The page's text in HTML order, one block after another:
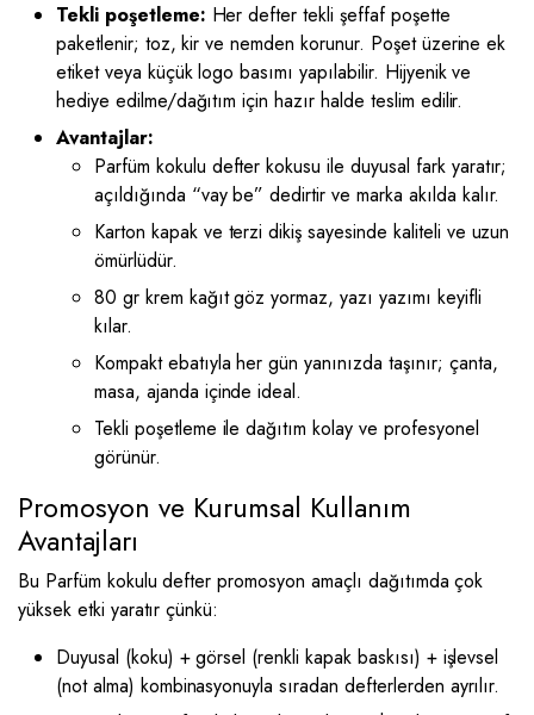
Tekli poşetleme: Her defter tekli şeffaf poşette
paketlenir; toz, kir ve nemden korunur. Poşet üzerine ek
etiket veya küçük logo basımı yapılabilir. Hijyenik ve
hediye edilme/dağıtım için hazır halde teslim edilir.
Avantajlar:
Parfüm kokulu defter kokusu ile duyusal fark yaratır;
açıldığında “vay be” dedirtir ve marka akılda kalır.
Karton kapak ve terzi dikiş sayesinde kaliteli ve uzun
ömürlüdür.
80 gr krem kağıt göz yormaz, yazı yazımı keyifli
kılar.
Kompakt ebatıyla her gün yanınızda taşınır; çanta,
masa, ajanda içinde ideal.
Tekli poşetleme ile dağıtım kolay ve profesyonel
görünür.
Promosyon ve Kurumsal Kullanım
Avantajları
Bu Parfüm kokulu defter promosyon amaçlı dağıtımda çok
yüksek etki yaratır çünkü:
Duyusal (koku) + görsel (renkli kapak baskısı) + işlevsel
(not alma) kombinasyonuyla sıradan defterlerden ayrılır.